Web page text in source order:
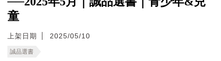
童
上架日期 2025/05/10
誠品選書